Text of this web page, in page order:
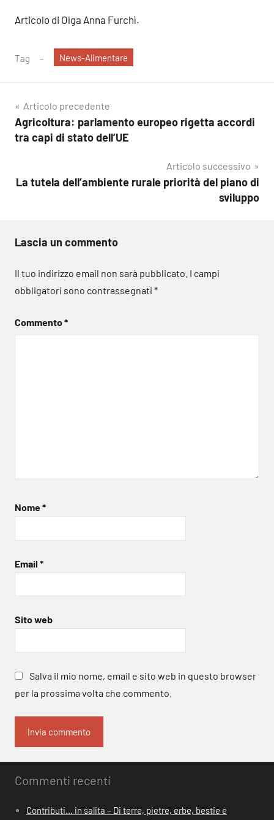
Articolo di Olga Anna Furchì.
Tag News-Alimentare
Navigazione
articoli
Articolo precedente
Agricoltura: parlamento europeo rigetta accordi
tra capi di stato dell’UE
Articolo successivo
La tutela dell’ambiente rurale priorità del piano di
sviluppo
Lascia un commento
Il tuo indirizzo email non sarà pubblicato. I campi
obbligatori sono contrassegnati *
Commento*
Nome*
Email *
Sito web
Salva il mio nome, email e sito web in questo browser
per la prossima volta che commento.
Commenti recenti
Contributi… in salita – Di terre, pietre, erbe, bestie e